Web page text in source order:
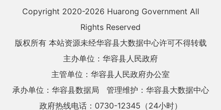
Copyright 2020-2026 Huarong Government All
Rights Reserved
版权所有 本站资源未经华容县大数据中心许可不得转载
主办单位：华容县人民政府
主管单位：华容县人民政府办公室
承办单位：华容县数据局
管理维护：华容县大数据中心
政府热线电话：0730-12345（24小时）